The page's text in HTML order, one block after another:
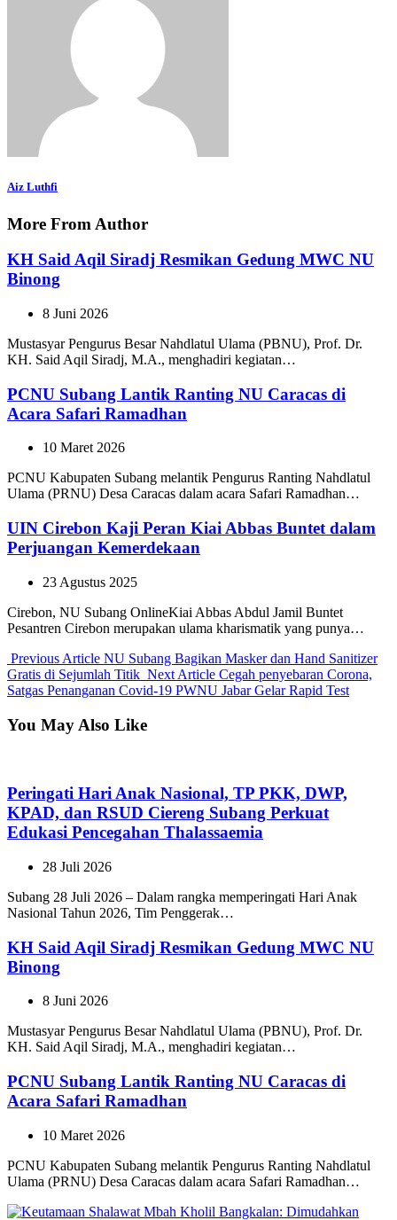
Aiz Luthfi
More From Author
KH Said Aqil Siradj Resmikan Gedung MWC NU
Binong
8 Juni 2026
Mustasyar Pengurus Besar Nahdlatul Ulama (PBNU), Prof. Dr.
KH. Said Aqil Siradj, M.A., menghadiri kegiatan…
PCNU Subang Lantik Ranting NU Caracas di
Acara Safari Ramadhan
10 Maret 2026
PCNU Kabupaten Subang melantik Pengurus Ranting Nahdlatul
Ulama (PRNU) Desa Caracas dalam acara Safari Ramadhan…
UIN Cirebon Kaji Peran Kiai Abbas Buntet dalam
Perjuangan Kemerdekaan
23 Agustus 2025
Cirebon, NU Subang OnlineKiai Abbas Abdul Jamil Buntet
Pesantren Cirebon merupakan ulama kharismatik yang punya…
Previous Article Previous
Post:
NU Subang Bagikan Masker dan Hand Sanitizer
Gratis di Sejumlah Titik Next Article Next
Post:
Cegah penyebaran Corona,
Satgas Penanganan Covid-19 PWNU Jabar Gelar Rapid Test
You May Also Like
Peringati Hari Anak Nasional, TP PKK, DWP,
KPAD, dan RSUD Ciereng Subang Perkuat
Edukasi Pencegahan Thalassaemia
28 Juli 2026
Subang 28 Juli 2026 – Dalam rangka memperingati Hari Anak
Nasional Tahun 2026, Tim Penggerak…
KH Said Aqil Siradj Resmikan Gedung MWC NU
Binong
8 Juni 2026
Mustasyar Pengurus Besar Nahdlatul Ulama (PBNU), Prof. Dr.
KH. Said Aqil Siradj, M.A., menghadiri kegiatan…
PCNU Subang Lantik Ranting NU Caracas di
Acara Safari Ramadhan
10 Maret 2026
PCNU Kabupaten Subang melantik Pengurus Ranting Nahdlatul
Ulama (PRNU) Desa Caracas dalam acara Safari Ramadhan…